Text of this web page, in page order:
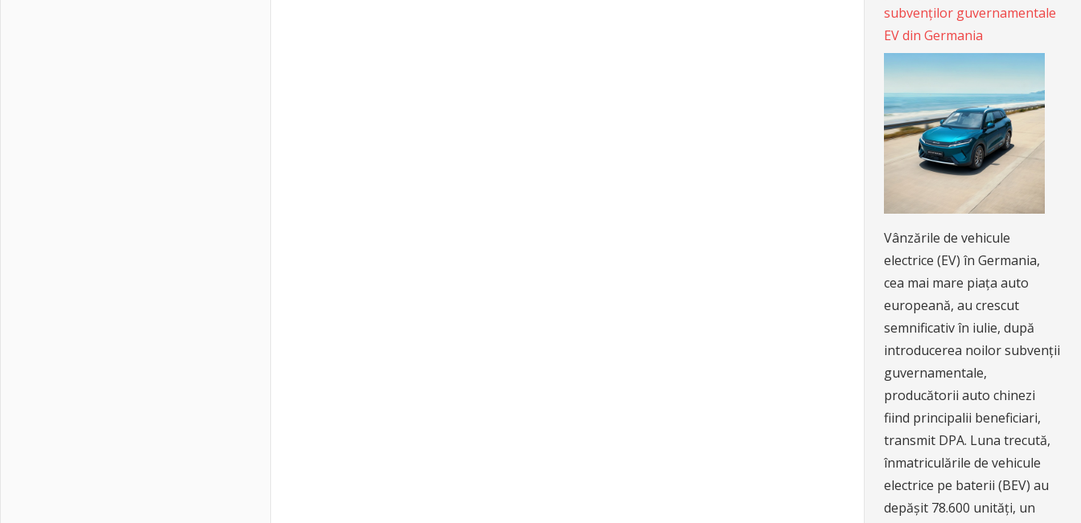
subvenților guvernamentale
EV din Germania
Vânzările de vehicule
electrice (EV) în Germania,
cea mai mare piața auto
europeană, au crescut
semnificativ în iulie, după
introducerea noilor subvenții
guvernamentale,
producătorii auto chinezi
fiind principalii beneficiari,
transmit DPA. Luna trecută,
înmatriculările de vehicule
electrice pe baterii (BEV) au
depășit 78.600 unități, un